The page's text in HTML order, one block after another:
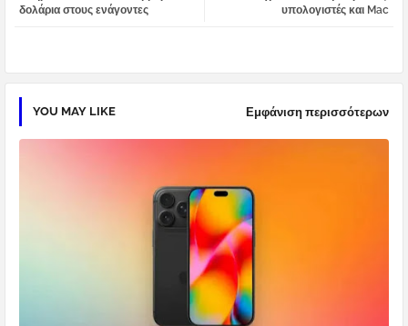
υπολογιστές και Mac
δολάρια στους ενάγοντες
YOU MAY LIKE Εμφάνιση περισσότερων